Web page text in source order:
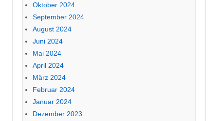
Oktober 2024
September 2024
August 2024
Juni 2024
Mai 2024
April 2024
März 2024
Februar 2024
Januar 2024
Dezember 2023